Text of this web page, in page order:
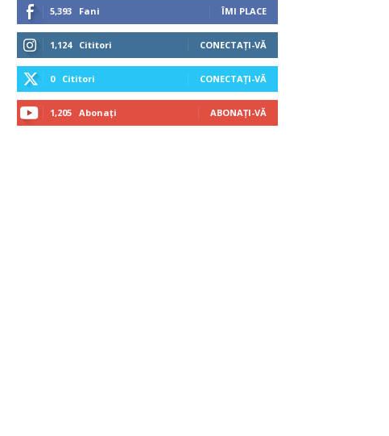
5,393 Fani ÎMI PLACE
1,124 Cititori CONECTAȚI-VĂ
0 Cititori CONECTAȚI-VĂ
1,205 Abonați ABONAȚI-VĂ